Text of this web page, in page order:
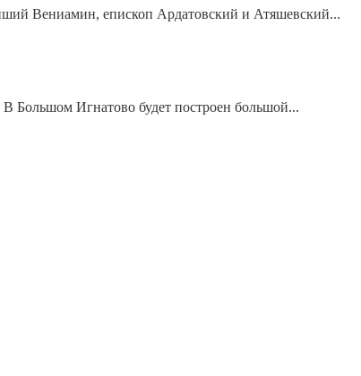
Вениамин, епископ Ардатовский и Атяшевский...
В Большом Игнатово будет построен большой...